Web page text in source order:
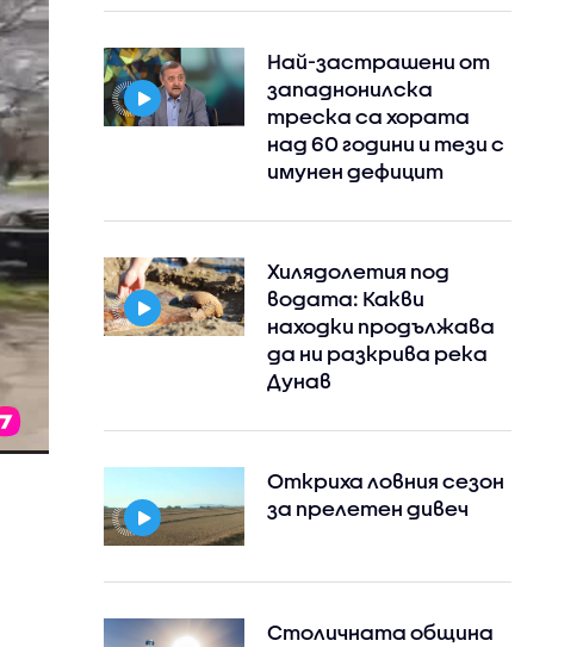
Най-застрашени от
западнонилска
треска са хората
над 60 години и тези с
имунен дефицит
Хилядолетия под
водата: Какви
находки продължава
да ни разкрива река
Дунав
Откриха ловния сезон
за прелетен дивеч
Столичната община